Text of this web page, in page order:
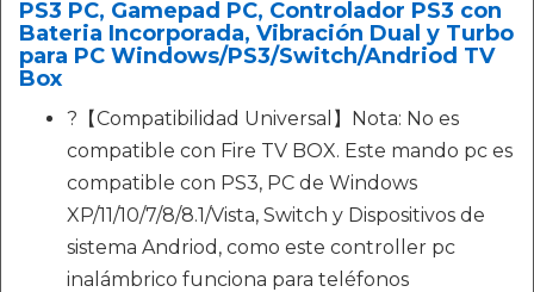
PS3 PC, Gamepad PC, Controlador PS3 con
Bateria Incorporada, Vibración Dual y Turbo
para PC Windows/PS3/Switch/Andriod TV
Box
?【Compatibilidad Universal】Nota: No es
compatible con Fire TV BOX. Este mando pc es
compatible con PS3, PC de Windows
XP/11/10/7/8/8.1/Vista, Switch y Dispositivos de
sistema Andriod, como este controller pc
inalámbrico funciona para teléfonos